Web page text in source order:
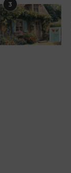
3